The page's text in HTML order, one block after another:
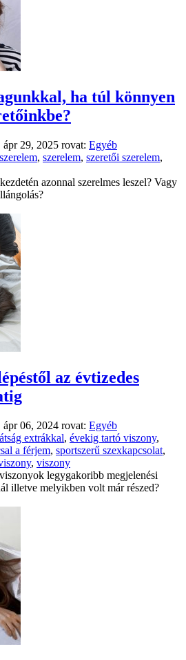
ha túl könnyen
ápr 29, 2025 rovat: Egyéb
, szerelem, szeretői szerelem,
azonnal szerelmes leszel? Vagy
az évtizedes
ápr 06, 2024 rovat: Egyéb
extrákkal, évekig tartó viszony,
a férjem, sportszerű szexkapcsolat,
, viszony
legygakoribb megjelenési
illetve melyikben volt már részed?